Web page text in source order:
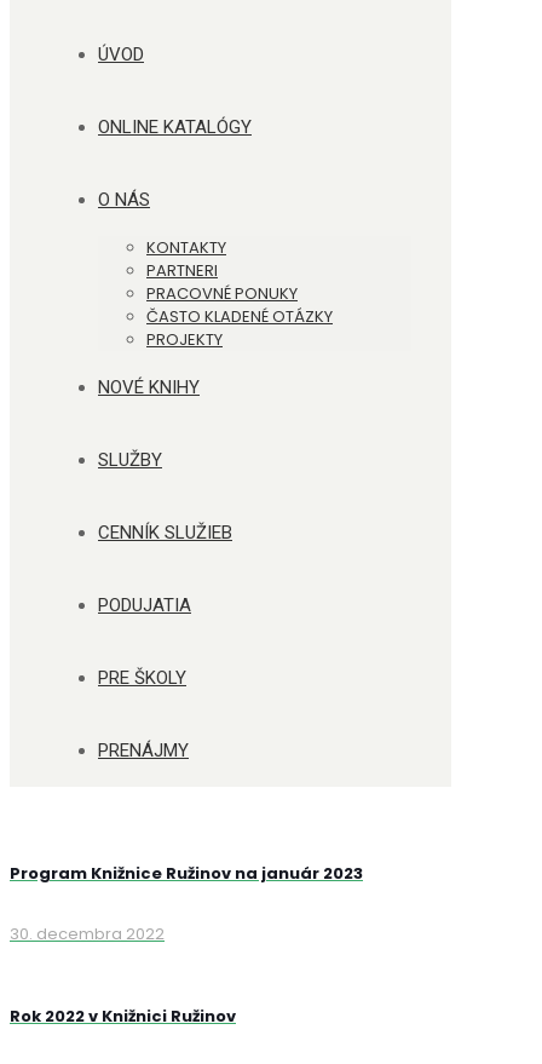
ÚVOD
ONLINE KATALÓGY
O NÁS
KONTAKTY
PARTNERI
PRACOVNÉ PONUKY
ČASTO KLADENÉ OTÁZKY
PROJEKTY
NOVÉ KNIHY
SLUŽBY
CENNÍK SLUŽIEB
PODUJATIA
PRE ŠKOLY
PRENÁJMY
Program Knižnice Ružinov na január 2023
30. decembra 2022
Rok 2022 v Knižnici Ružinov